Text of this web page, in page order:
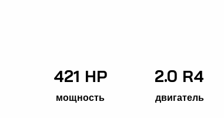
421 HP
мощность
2.0 R4
двигатель